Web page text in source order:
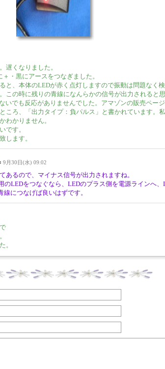
遅くなりました。
・黒にアースをつなぎました。
と、本体のLEDが赤く点灯しますので振動は問題なく
この時に残りの青線になんらかの信号が出力されると
いでも反応がありませんでした。アマゾンの販売ペー
ころ、「出力タイプ：負パルス」と書かれています。
わかりません。
です。
します。
9月30日(水) 09:02
あるので、マイナス信号が出力されますね。
のLEDをつなぐなら、LEDのプラス側を電源ラインへ、
につなげば良いはずです。
。